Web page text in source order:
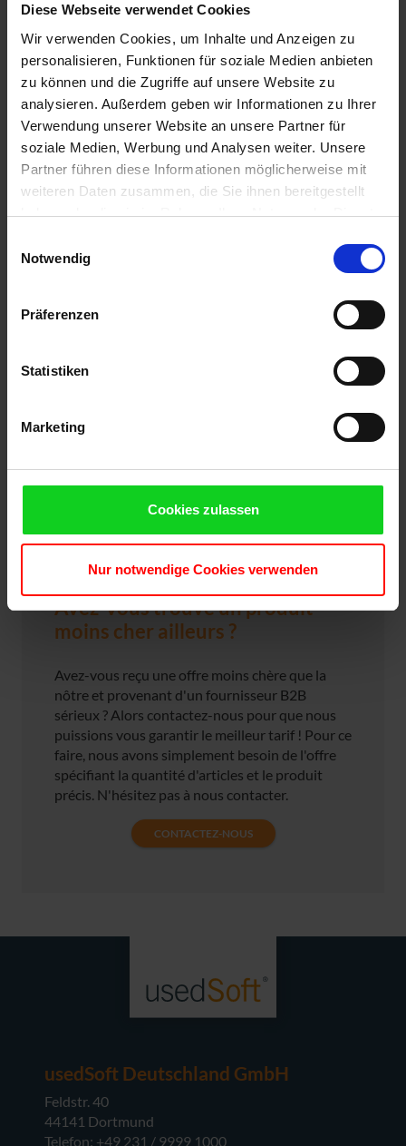
Diese Webseite verwendet Cookies
Wir verwenden Cookies, um Inhalte und Anzeigen zu
personalisieren, Funktionen für soziale Medien anbieten
zu können und die Zugriffe auf unsere Website zu
analysieren. Außerdem geben wir Informationen zu Ihrer
Verwendung unserer Website an unsere Partner für
soziale Medien, Werbung und Analysen weiter. Unsere
Partner führen diese Informationen möglicherweise mit
weiteren Daten zusammen, die Sie ihnen bereitgestellt
haben oder die sie im Rahmen Ihrer Nutzung der Dienste
Cookies, wenn Sie unsere Webseite weiterhin nutzen.
Notwendig
Präferenzen
Statistiken
Marketing
Cookies zulassen
Nur notwendige Cookies verwenden
Spécification
Contenu de la livraison
Droit de licence
Langue
Single Language
Version
2016 Standard
Etat du produit
Avez-vous trouvé un produit
moins cher ailleurs ?
Avez-vous reçu une offre moins chère que la
nôtre et provenant d'un fournisseur B2B
sérieux ? Alors contactez-nous pour que nous
puissions vous garantir le meilleur tarif ! Pour ce
faire, nous avons simplement besoin de l'offre
spécifiant la quantité d'articles et le produit
précis. N'hésitez pas à nous contacter.
CONTACTEZ-NOUS
usedSoft Deutschland GmbH
Feldstr. 40
44141 Dortmund
Telefon: +49 231 / 9999 1000